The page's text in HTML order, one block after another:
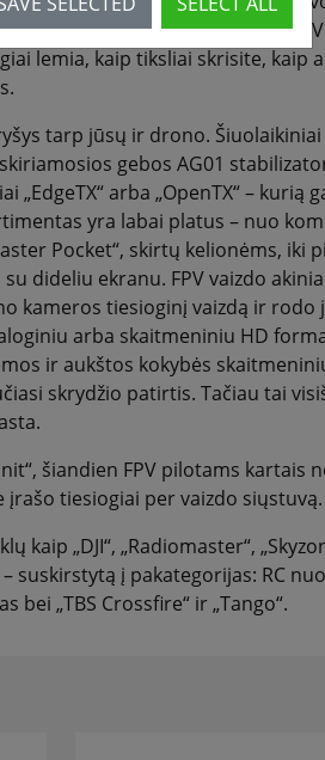
ramsčiai, ant kurių remiasi visa
lemia, kaip tiksliai skrisite, kaip
tarp jūsų ir drono. Šiuolaikiniai
gebos AG01
arba „OpenTX“ – kurią
yra labai platus – nuo
Pocket“, skirtų kelionėms, iki
dideliu ekranu. FPV vaizdo
kameros tiesioginį vaizdą ir rodo
arba skaitmeniniu HD
ir aukštos kokybės
skrydžio patirtis. Tačiau tai
šiandien FPV pilotams kartais
tiesiogiai per vaizdo siųstuvą.
kaip „DJI“, „Radiomaster“,
– suskirstytą į pakategorijas: RC
bei „TBS Crossfire“ ir „Tango“.